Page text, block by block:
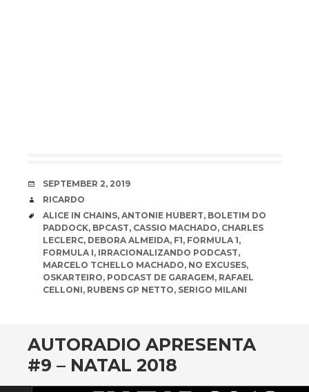
DATE
SEPTEMBER 2, 2019
AUTHOR
RICARDO
TAGS
ALICE IN CHAINS, ANTONIE HUBERT, BOLETIM DO
PADDOCK, BPCAST, CASSIO MACHADO, CHARLES
LECLERC, DEBORA ALMEIDA, F1, FORMULA 1,
FORMULA I, IRRACIONALIZANDO PODCAST,
MARCELO TCHELLO MACHADO, NO EXCUSES,
OSKARTEIRO, PODCAST DE GARAGEM, RAFAEL
CELLONI, RUBENS GP NETTO, SERIGO MILANI
AUTORADIO APRESENTA
#9 – NATAL 2018